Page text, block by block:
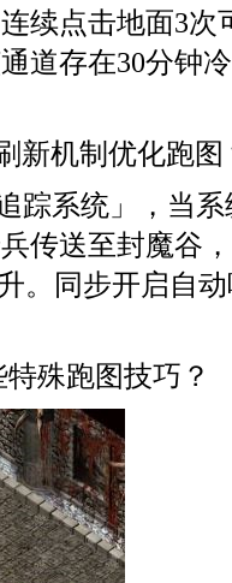
续点击地面3次
道存在30分钟
新机制优化跑图
踪系统」，当
传送至封魔谷
。同步开启自
殊跑图技巧？